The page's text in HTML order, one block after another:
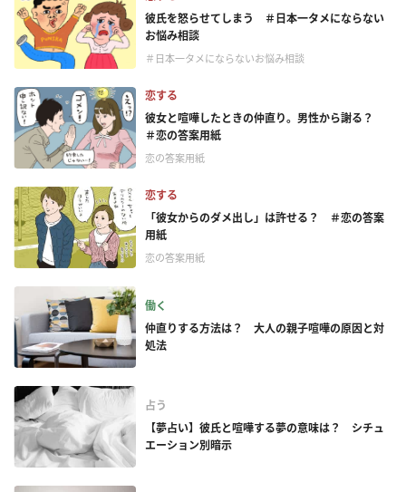
彼氏を怒らせてしまう ＃日本一タメにならない
お悩み相談
＃日本一タメにならないお悩み相談
恋する
彼女と喧嘩したときの仲直り。男性から謝る？
＃恋の答案用紙
恋の答案用紙
恋する
「彼女からのダメ出し」は許せる？ ＃恋の答案
用紙
恋の答案用紙
働く
仲直りする方法は？ 大人の親子喧嘩の原因と対
処法
占う
【夢占い】彼氏と喧嘩する夢の意味は？ シチュ
エーション別暗示